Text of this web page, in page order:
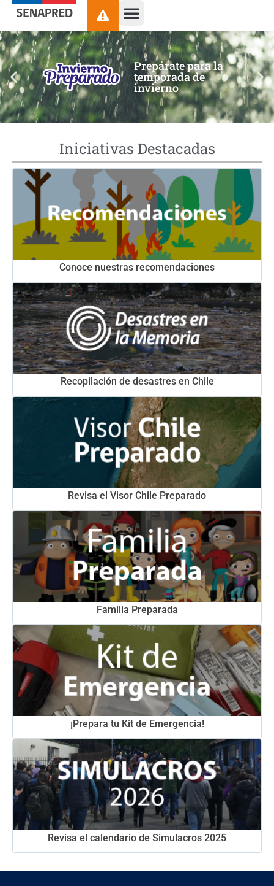
contenido
Prepárate para la
temporada de
invierno
Iniciativas Destacadas
Conoce nuestras recomendaciones
Recopilación de desastres en Chile
Revisa el Visor Chile Preparado
Familia Preparada
¡Prepara tu Kit de Emergencia!
Revisa el calendario de Simulacros 2025